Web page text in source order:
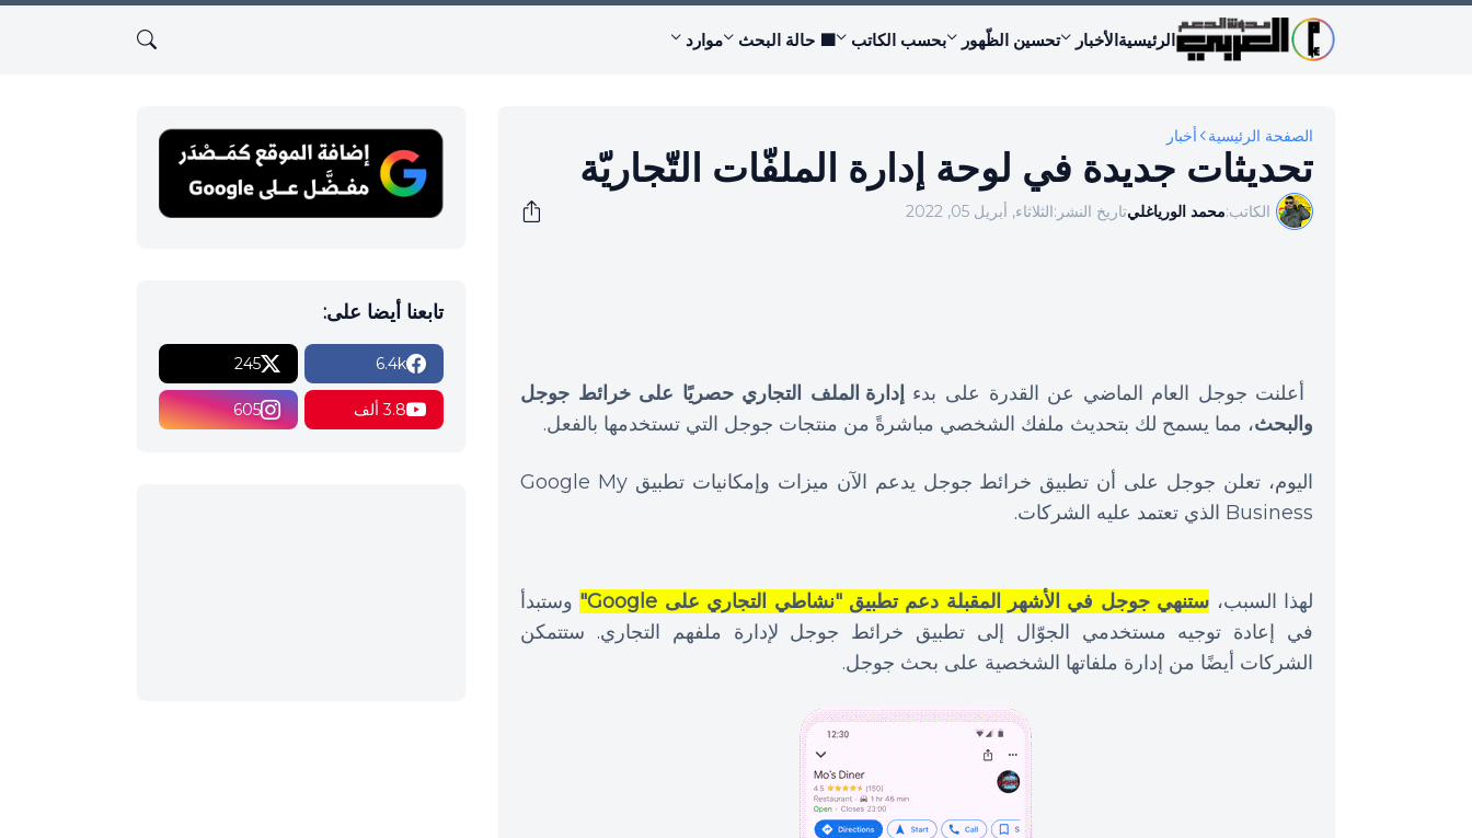
الرئيسيةالأخبار تحسين الظّهور بحسب الكاتب 🟩 حالة البحث موارد
الصفحة الرئيسية أخبار
تحديثات جديدة في لوحة إدارة الملفّات التّجاريّة
الكاتب:محمد الورياغليتاريخ النشر:الثلاثاء, أبريل 05, 2022
أعلنت جوجل العام الماضي عن القدرة على بدء إدارة الملف التجاري حصريًا على خرائط جوجل
والبحث، مما يسمح لك بتحديث ملفك الشخصي مباشرةً من منتجات جوجل التي تستخدمها بالفعل.
اليوم، تعلن جوجل على أن تطبيق خرائط جوجل يدعم الآن ميزات وإمكانيات تطبيق Google My
Business الذي تعتمد عليه الشركات.
لهذا السبب، ستنهي جوجل في الأشهر المقبلة دعم تطبيق "نشاطي التجاري على Google"
وستبدأ
في إعادة توجيه مستخدمي الجوّال إلى تطبيق خرائط جوجل لإدارة ملفهم التجاري. ستتمكن
الشركات أيضًا من إدارة ملفاتها الشخصية على بحث جوجل.
تابعنا أيضا على:
6.4k
245
3.8 ألف 605